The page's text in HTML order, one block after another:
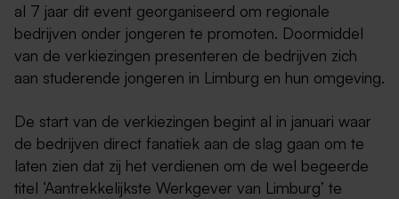
al 7 jaar dit event georganiseerd om regionale
bedrijven onder jongeren te promoten. Doormiddel
van de verkiezingen presenteren de bedrijven zich
aan studerende jongeren in Limburg en hun omgeving.
De start van de verkiezingen begint al in januari waar
de bedrijven direct fanatiek aan de slag gaan om te
laten zien dat zij het verdienen om de wel begeerde
titel ‘Aantrekkelijkste Werkgever van Limburg’ te